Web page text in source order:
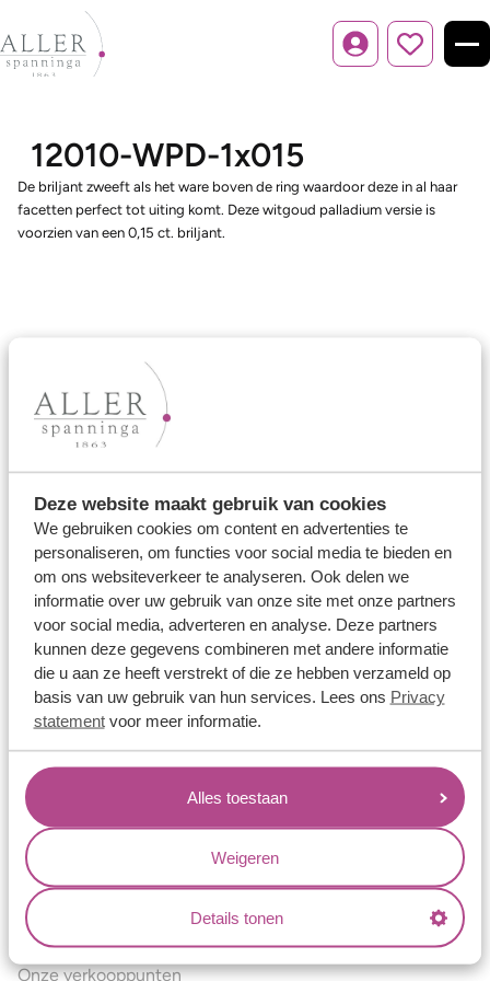
Deze website maakt gebruik van cookies
We gebruiken cookies om content en advertenties te
personaliseren, om functies voor social media te bieden en
om ons websiteverkeer te analyseren. Ook delen we
informatie over uw gebruik van onze site met onze partners
voor social media, adverteren en analyse. Deze partners
kunnen deze gegevens combineren met andere informatie
die u aan ze heeft verstrekt of die ze hebben verzameld op
basis van uw gebruik van hun services. Lees ons Privacy
statementvoor meer informatie.
Alles toestaan
Weigeren
Details tonen
Inloggen
12010-WPD-1x015
De briljant zweeft als het ware boven de ring waardoor deze in al haar
facetten perfect tot uiting komt. Deze witgoud palladium versie is
voorzien van een 0,15 ct. briljant.
Ons aanbod
Trouwringen
Verlovingsringen
Vriendschapsringen
Over ons
Aller Spanninga
Historie
Certificaten
Blogs
Jouw voordelen
Conflictvrije Materialen
Oneindig veel mogelijkheden
Kwaliteit
Juweliers & Contact
Onze verkooppunten